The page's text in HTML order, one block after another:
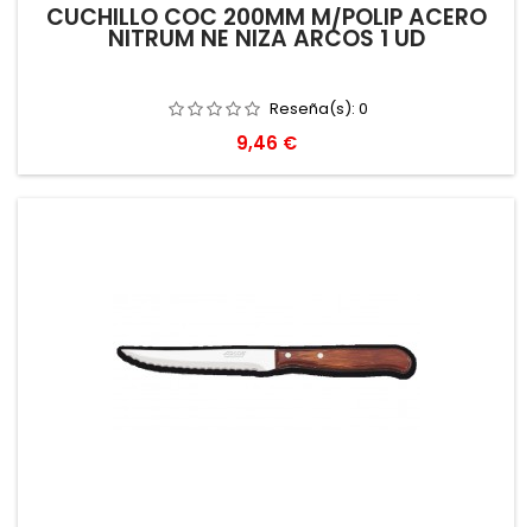
CUCHILLO COC 200MM M/POLIP ACERO
NITRUM NE NIZA ARCOS 1 UD
Reseña(s): 0
Precio
9,46 €